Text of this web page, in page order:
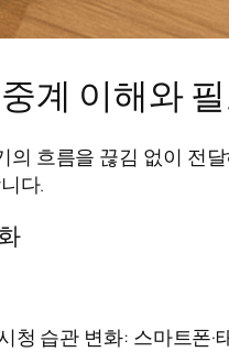
계 이해와
의 흐름을 끊김 없이 전
다.
청 습관 변화: 스마트폰